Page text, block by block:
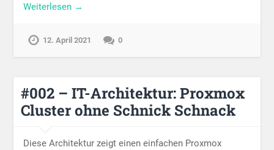
Weiterlesen →
12. April 2021 0
#002 – IT-Architektur: Proxmox
Cluster ohne Schnick Schnack
Diese Architektur zeigt einen einfachen Proxmox